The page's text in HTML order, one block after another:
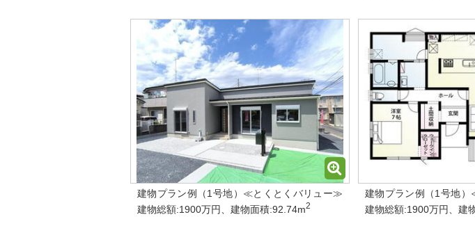
建物プラン例（1号地）≪とくとくバリュー≫
建物総額:1900万円、建物面積:92.74m2
建物プラン例（1号地
建物総額:1900万円、建